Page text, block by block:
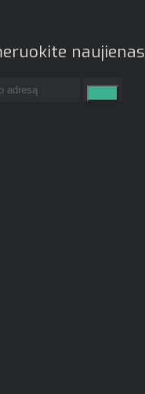
naujienas